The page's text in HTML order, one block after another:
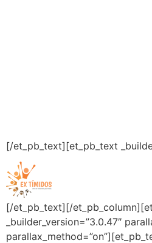
[/et_pb_text][et_pb_text
[/et_pb_text][/
_builder_version=”3.0.47″